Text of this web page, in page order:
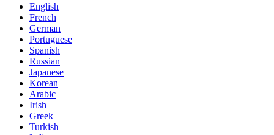
English
French
German
Portuguese
Spanish
Russian
Japanese
Korean
Arabic
Irish
Greek
Turkish